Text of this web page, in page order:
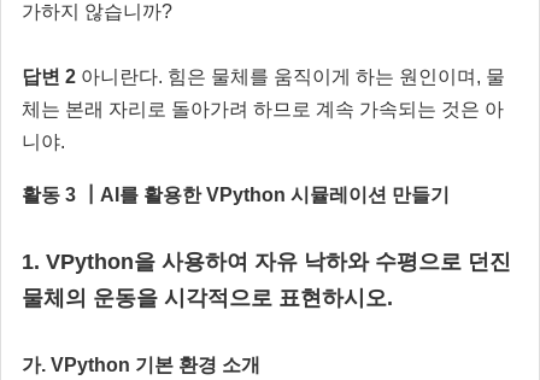
가하지 않습니까?
답변 2 아니란다. 힘은 물체를 움직이게 하는 원인이며, 물
체는 본래 자리로 돌아가려 하므로 계속 가속되는 것은 아
니야.
활동 3 ┃AI를 활용한 VPython 시뮬레이션 만들기
1. VPython을 사용하여 자유 낙하와 수평으로 던진
물체의 운동을 시각적으로 표현하시오.
가. VPython 기본 환경 소개